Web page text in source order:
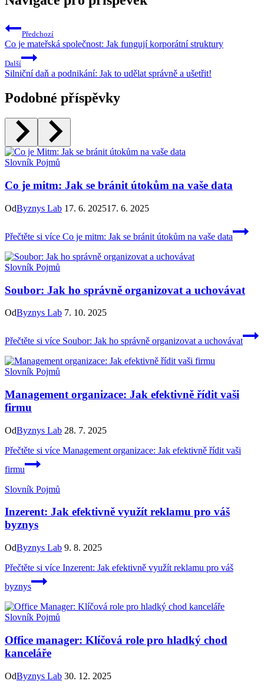
Předchozí
Co je mateřská společnost: Jak fungují korporátní struktury
Další
Silniční daň a podnikání: Jak to udělat správně a ušetřit!
Podobné příspěvky
Slovník Pojmů
Co je mitm: Jak se bránit útokům na vaše data
OdByznys Lab 17. 6. 202517. 6. 2025
Přečtěte si více Co je mitm: Jak se bránit útokům na vaše data
Slovník Pojmů
Soubor: Jak ho správně organizovat a uchovávat
OdByznys Lab 7. 10. 2025
Přečtěte si více Soubor: Jak ho správně organizovat a uchovávat
Slovník Pojmů
Management organizace: Jak efektivně řídit vaši
firmu
OdByznys Lab 28. 7. 2025
Přečtěte si více Management organizace: Jak efektivně řídit vaši
firmu
Slovník Pojmů
Inzerent: Jak efektivně využít reklamu pro váš
byznys
OdByznys Lab 9. 8. 2025
Přečtěte si více Inzerent: Jak efektivně využít reklamu pro váš
byznys
Slovník Pojmů
Office manager: Klíčová role pro hladký chod
kanceláře
OdByznys Lab 30. 12. 2025